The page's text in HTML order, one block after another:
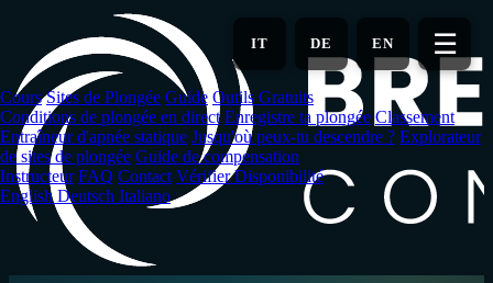
contenu
principal
EN
DE
IT ☰
Cours Sites de Plongée Guide Outils Gratuits
Conditions de plongée en direct Enregistre ta plongée Classement
Entraîneur d'apnée statique Jusqu'où peux-tu descendre ? Explorateur
de sites de plongée Guide de compensation
Instructeur FAQ Contact Vérifier Disponibilité
EnglishDeutsch Italiano